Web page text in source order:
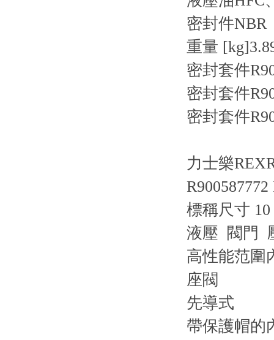
密封件NBR
重量 [kg]
密封套件
密封套件
密封套件
力士樂
標稱尺寸
液壓 閥門
高性能范圍
座閥
先導式
帶保護帽的